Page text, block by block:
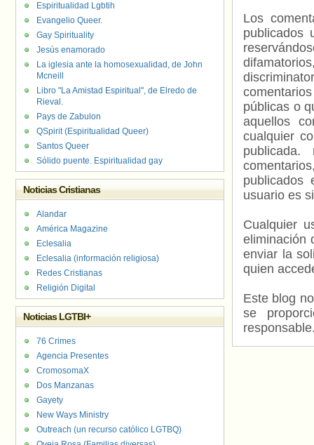
Los
publicados
públicas o
aquellos
cualquier
usuario es
Cualquier
eliminación
enviar la
quien
Este blog
se
Espiritualidad Lgbtih
Evangelio Queer.
Gay Spirituality
Jesús enamorado
La iglesia ante la homosexualidad, de John
Mcneill
Libro "La Amistad Espiritual", de Elredo de
Rieval.
Pays de Zabulon
QSpirit (Espiritualidad Queer)
Santos Queer
Sólido puente. Espiritualidad gay
Noticias Cristianas
Alandar
América Magazine
Eclesalia
Eclesalia (información religiosa)
Redes Cristianas
Religión Digital
Noticias LGTBI+
76 Crimes
Agencia Presentes
CromosomaX
Dos Manzanas
Gayety
New Ways Ministry
Outreach (un recurso católico LGTBQ)